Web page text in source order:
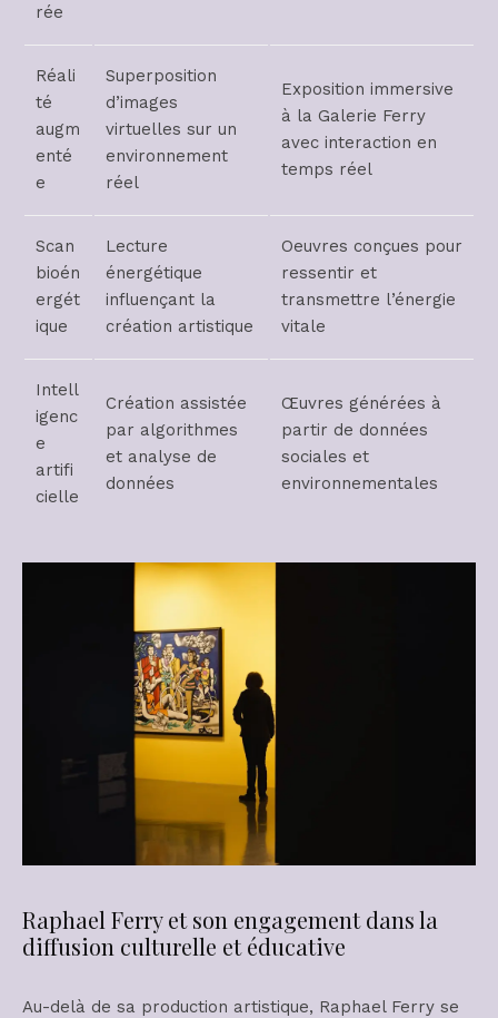
rée
Réali
té
augm
enté
e
Superposition
d’images
virtuelles sur un
environnement
réel
Exposition immersive
à la Galerie Ferry
avec interaction en
temps réel
Scan
bioén
ergét
ique
Lecture
énergétique
influençant la
création artistique
Oeuvres conçues pour
ressentir et
transmettre l’énergie
vitale
Intell
igenc
e
artifi
cielle
Création assistée
par algorithmes
et analyse de
données
Œuvres générées à
partir de données
sociales et
environnementales
Raphael Ferry et son engagement dans la
diffusion culturelle et éducative
Au-delà de sa production artistique, Raphael Ferry se